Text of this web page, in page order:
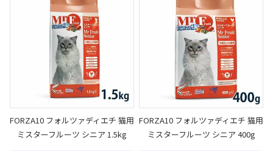
FORZA10 フォルツァディエチ 猫用
ミスターフルーツ シニア 1.5kg
FORZA10 フォルツァディエチ 猫用
ミスターフルーツ シニア 400g